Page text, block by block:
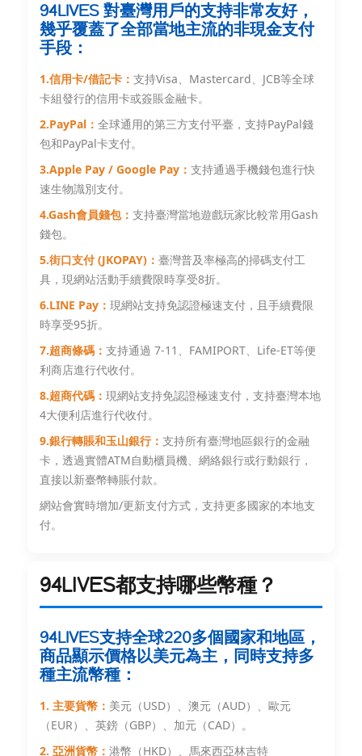
94LIVES 對臺灣用戶的支持非常友好，
幾乎覆蓋了全部當地主流的非現金支付
手段：
1.信用卡/借記卡：支持Visa、Mastercard、JCB等全球
卡組發行的信用卡或簽賬金融卡。
2.PayPal：全球通用的第三方支付平臺，支持PayPal錢
包和PayPal卡支付。
3.Apple Pay / Google Pay：支持通過手機錢包進行快
速生物識別支付。
4.Gash會員錢包：支持臺灣當地遊戲玩家比較常用Gash
錢包。
5.街口支付 (JKOPAY)：臺灣普及率極高的掃碼支付工
具，現網站活動手續費限時享受8折。
6.LINE Pay：現網站支持免認證極速支付，且手續費限
時享受95折。
7.超商條碼：支持通過 7-11、FAMIPORT、Life-ET等便
利商店進行代收付。
8.超商代碼：現網站支持免認證極速支付，支持臺灣本地
4大便利店進行代收付。
9.銀行轉賬和玉山銀行：支持所有臺灣地區銀行的金融
卡，透過實體ATM自動櫃員機、網絡銀行或行動銀行，
直接以新臺幣轉賬付款。
網站會實時增加/更新支付方式，支持更多國家的本地支
付。
94LIVES都支持哪些幣種？
94LIVES支持全球220多個國家和地區，
商品顯示價格以美元為主，同時支持多
種主流幣種：
1. 主要貨幣： 美元（USD）、澳元（AUD）、歐元
（EUR）、英鎊（GBP）、加元（CAD）。
2. 亞洲貨幣：港幣（HKD）、馬來西亞林吉特